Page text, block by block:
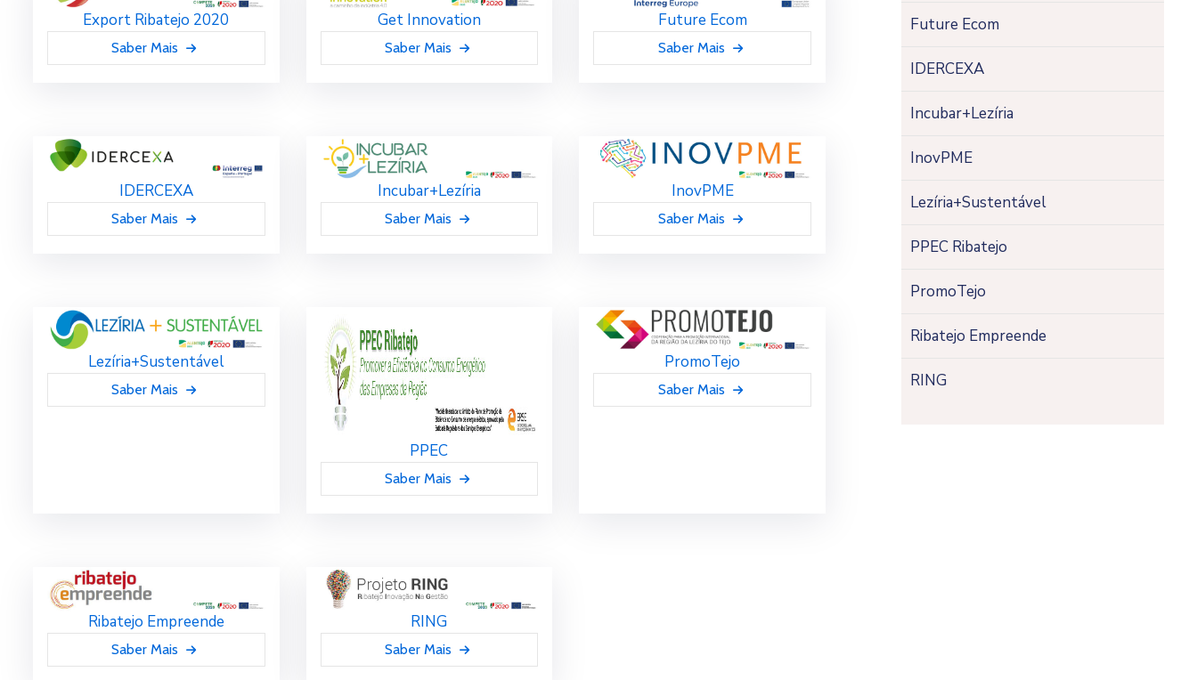
Export Ribatejo 2020
Saber Mais
Get Innovation
Saber Mais
Future Ecom
Saber Mais
IDERCEXA
Saber Mais
Incubar+Lezíria
Saber Mais
InovPME
Saber Mais
Lezíria+Sustentável
Saber Mais
PPEC
Saber Mais
PromoTejo
Saber Mais
Ribatejo Empreende
Saber Mais
RING
Saber Mais
Future Ecom
IDERCEXA
Incubar+Lezíria
InovPME
Lezíria+Sustentável
PPEC Ribatejo
PromoTejo
Ribatejo Empreende
RING